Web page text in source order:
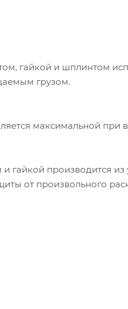
гайкой и шплинтом
грузом.
максимальной при
производится из
от произвольного